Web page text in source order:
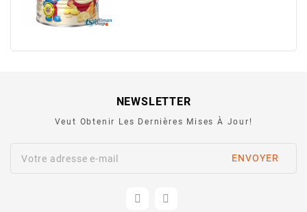
NEWSLETTER
Veut Obtenir Les Dernières Mises À Jour!